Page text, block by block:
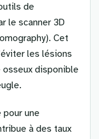
de
le scanner 3D
Cet
les lésions
disponible
une
à des taux